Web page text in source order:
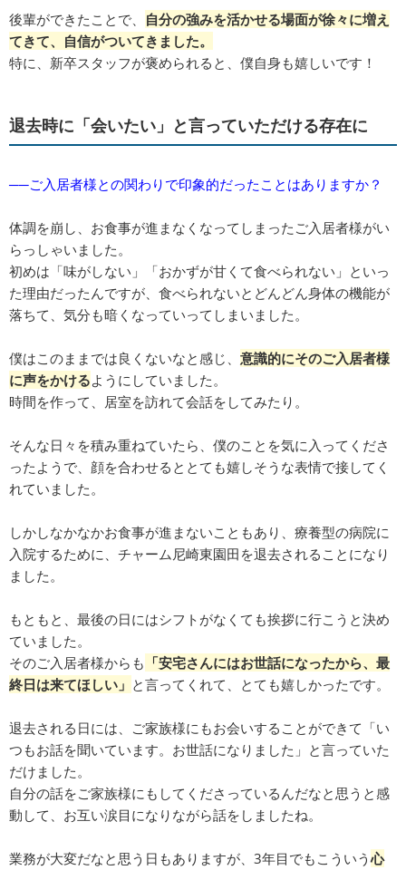
後輩ができたことで、 自分の強みを活かせる場面が徐々に増え
てきて、自信がついてきました。
特に、新卒スタッフが褒められると、僕自身も嬉しいです！
退去時に「会いたい」と言っていただける存在に
──ご入居者様との関わりで印象的だったことはありますか？
体調を崩し、お食事が進まなくなってしまったご入居者様がい
らっしゃいました。
初めは「味がしない」「おかずが甘くて食べられない」といっ
た理由だったんですが、食べられないとどんどん身体の機能が
落ちて、気分も暗くなっていってしまいました。
僕はこのままでは良くないなと感じ、 意識的にそのご入居者様
に声をかけるようにしていました。
時間を作って、居室を訪れて会話をしてみたり。
そんな日々を積み重ねていたら、僕のことを気に入ってくださ
ったようで、顔を合わせるととても嬉しそうな表情で接してく
れていました。
しかしなかなかお食事が進まないこともあり、療養型の病院に
入院するために、チャーム尼崎東園田を退去されることになり
ました。
もともと、最後の日にはシフトがなくても挨拶に行こうと決め
ていました。
そのご入居者様からも 「安宅さんにはお世話になったから、最
終日は来てほしい」 と言ってくれて、とても嬉しかったです。
退去される日には、ご家族様にもお会いすることができて「い
つもお話を聞いています。お世話になりました」と言っていた
だけました。
自分の話をご家族様にもしてくださっているんだなと思うと感
動して、お互い涙目になりながら話をしましたね。
業務が大変だなと思う日もありますが、3年目でもこういう心